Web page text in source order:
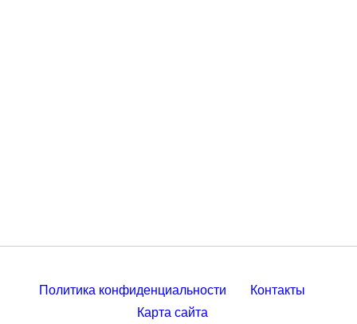
Политика конфиденциальности
Контакты
Карта сайта